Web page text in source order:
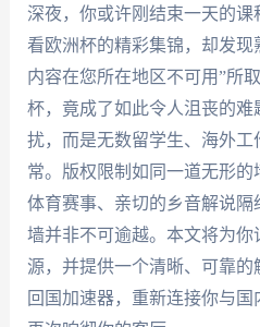
深夜，你或许刚结束一天的
看欧洲杯的精彩集锦，却发现
内容在您所在地区不可用”所
杯，竟成了如此令人沮丧的难
扰，而是无数留学生、海外工
常。版权限制如同一道无形
体育赛事、亲切的乡音解说
墙并非不可逾越。本文将为你
源，并提供一个清晰、可靠
回国加速器，重新连接你与